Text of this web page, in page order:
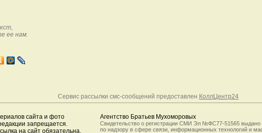
ее нам.
Сервис рассылки смс-сообщений предоставлен КоллЦентр24
сайта и фото
запрещается.
на сайт обязательна.
Агентство Братьев Мухоморовых
Свидетельство о регистрации СМИ Эл №ФС77-51565 выдано
по надзору в сфере связи, информационных технологий и